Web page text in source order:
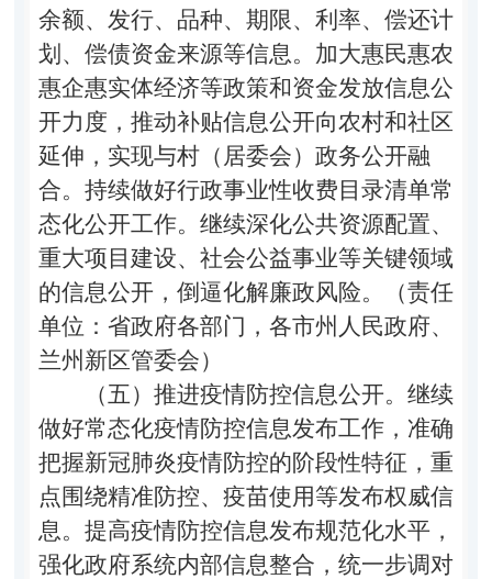
余额、发行、品种、期限、利率、偿还计
划、偿债资金来源等信息。加大惠民惠农
惠企惠实体经济等政策和资金发放信息公
开力度，推动补贴信息公开向农村和社区
延伸，实现与村（居委会）政务公开融
合。持续做好行政事业性收费目录清单常
态化公开工作。继续深化公共资源配置、
重大项目建设、社会公益事业等关键领域
的信息公开，倒逼化解廉政风险。（责任
单位：省政府各部门，各市州人民政府、
兰州新区管委会）
（五）推进疫情防控信息公开。 继续
做好常态化疫情防控信息发布工作，准确
把握新冠肺炎疫情防控的阶段性特征，重
点围绕精准防控、疫苗使用等发布权威信
息。提高疫情防控信息发布规范化水平，
强化政府系统内部信息整合，统一步调对